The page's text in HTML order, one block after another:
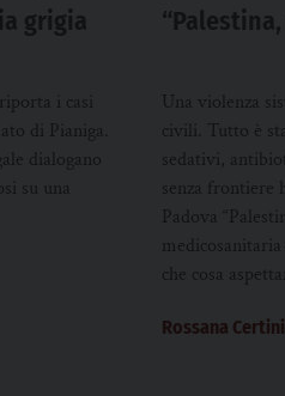
grigia
i casi
di Pianiga.
dialogano
su una
Una violenza
civili. Tutto è
sedativi,
senza frontiere
Padova
che cosa
Rossana Certini